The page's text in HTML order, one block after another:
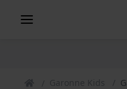
Garonne Kids